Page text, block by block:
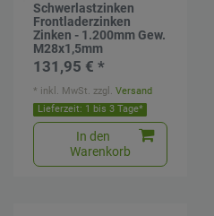
Schwerlastzinken
Frontladerzinken
Zinken - 1.200mm Gew.
M28x1,5mm
131,95 € *
Lieferzeit: 1 bis 3 Tage*
In den
Warenkorb
* inkl. MwSt. zzgl.Versand